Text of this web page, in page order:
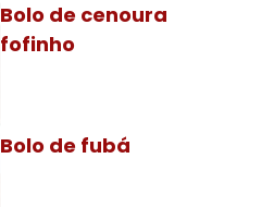
Bolo de cenoura
fofinho
Bolo de fubá